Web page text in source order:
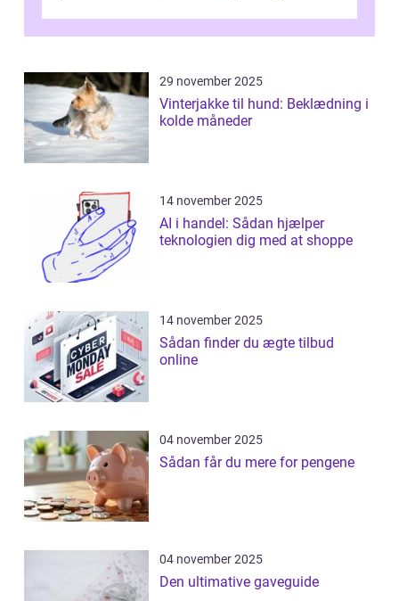
29 november 2025
Vinterjakke til hund: Beklædning i
kolde måneder
14 november 2025
AI i handel: Sådan hjælper
teknologien dig med at shoppe
14 november 2025
Sådan finder du ægte tilbud
online
04 november 2025
Sådan får du mere for pengene
04 november 2025
Den ultimative gaveguide